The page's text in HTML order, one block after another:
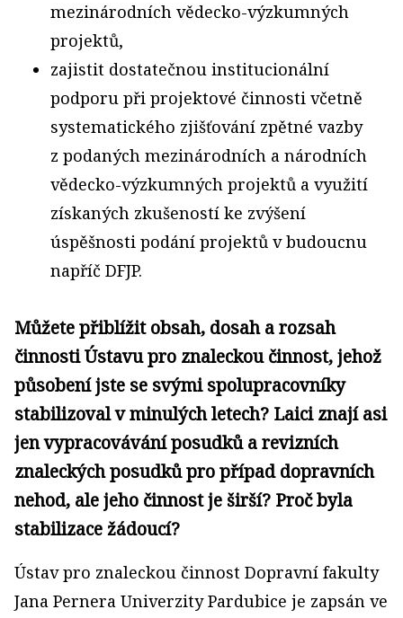
mezinárodních vědecko-výzkumných
projektů,
zajistit dostatečnou institucionální
podporu při projektové činnosti včetně
systematického zjišťování zpětné vazby
z podaných mezinárodních a národních
vědecko-výzkumných projektů a využití
získaných zkušeností ke zvýšení
úspěšnosti podání projektů v budoucnu
napříč DFJP.
Můžete přiblížit obsah, dosah a rozsah
činnosti Ústavu pro znaleckou činnost, jehož
působení jste se svými spolupracovníky
stabilizoval v minulých letech? Laici znají asi
jen vypracovávání posudků a revizních
znaleckých posudků pro případ dopravních
nehod, ale jeho činnost je širší? Proč byla
stabilizace žádoucí?
Ústav pro znaleckou činnost Dopravní fakulty
Jana Pernera Univerzity Pardubice je zapsán ve